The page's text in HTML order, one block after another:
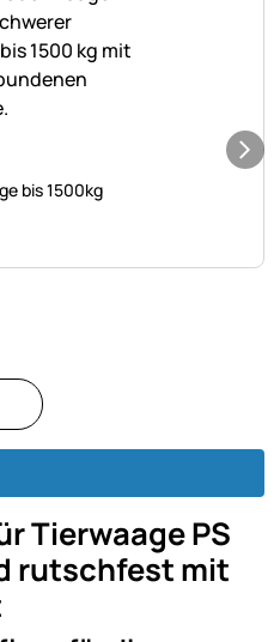
bis 1500kg
Tierwaage PS
rutschfest mit